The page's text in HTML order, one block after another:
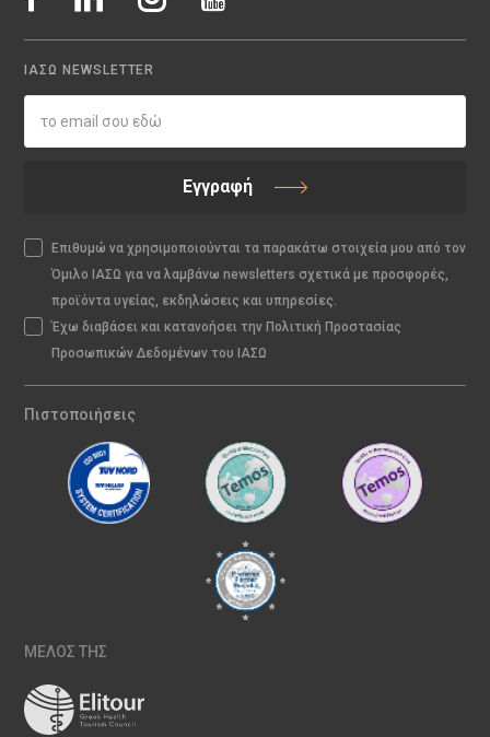
ΙΑΣΩ NEWSLETTER
Εγγραφή
Επιθυμώ να χρησιμοποιούνται τα παρακάτω στοιχεία μου από τον
Όμιλο ΙΑΣΩ για να λαμβάνω newsletters σχετικά με προσφορές,
προϊόντα υγείας, εκδηλώσεις και υπηρεσίες.
Έχω διαβάσει και κατανοήσει την Πολιτική Προστασίας
Προσωπικών Δεδομένων του ΙΑΣΩ
Πιστοποιήσεις
ΜΕΛΟΣ ΤΗΣ